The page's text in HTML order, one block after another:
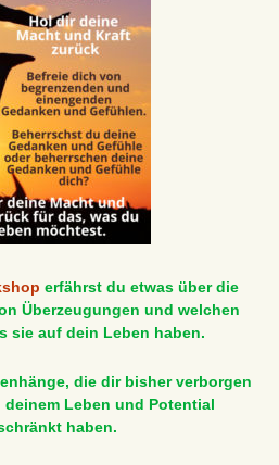
erfährst du etwas über die
Überzeugungen und welchen
sie auf dein Leben haben.
die dir bisher verborgen
Leben und Potential
haben.